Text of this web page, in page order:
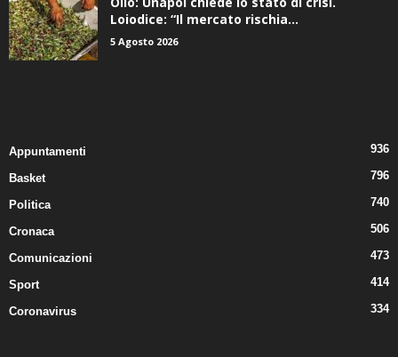
Loiodice: “Il mercato rischia...
5 Agosto 2026
Appuntamenti 936
Basket 796
Politica 740
Cronaca 506
Comunicazioni 473
Sport 414
Coronavirus 334